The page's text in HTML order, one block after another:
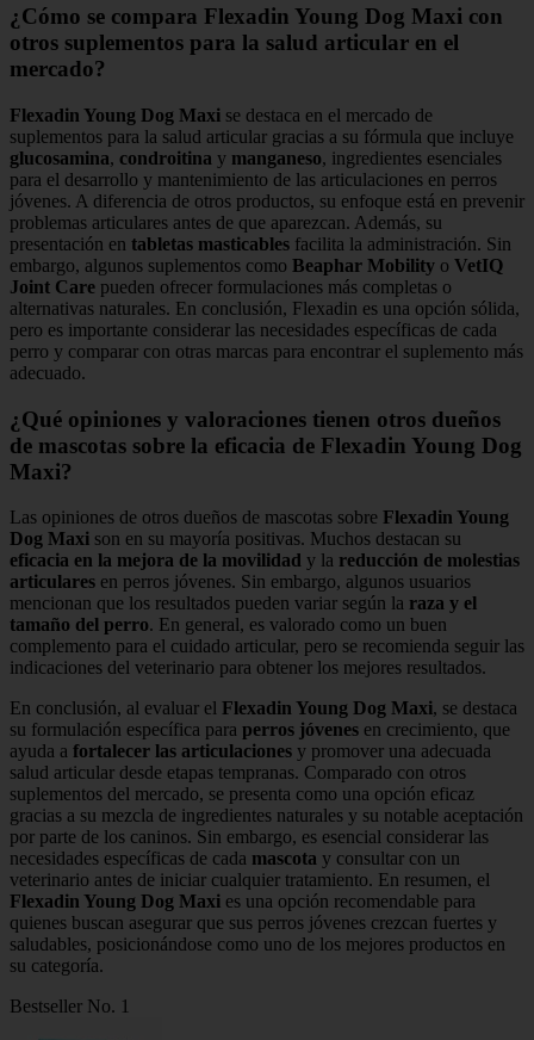
¿Cómo se compara Flexadin Young Dog Maxi con
otros suplementos para la salud articular en el
mercado?
Flexadin Young Dog Maxi se destaca en el mercado de
suplementos para la salud articular gracias a su fórmula que incluye
glucosamina, condroitina y manganeso, ingredientes esenciales
para el desarrollo y mantenimiento de las articulaciones en perros
jóvenes. A diferencia de otros productos, su enfoque está en prevenir
problemas articulares antes de que aparezcan. Además, su
presentación en tabletas masticables facilita la administración. Sin
embargo, algunos suplementos como Beaphar Mobility o VetIQ
Joint Care pueden ofrecer formulaciones más completas o
alternativas naturales. En conclusión, Flexadin es una opción sólida,
pero es importante considerar las necesidades específicas de cada
perro y comparar con otras marcas para encontrar el suplemento más
adecuado.
¿Qué opiniones y valoraciones tienen otros dueños
de mascotas sobre la eficacia de Flexadin Young Dog
Maxi?
Las opiniones de otros dueños de mascotas sobre Flexadin Young
Dog Maxi son en su mayoría positivas. Muchos destacan su
eficacia en la mejora de la movilidad y la reducción de molestias
articulares en perros jóvenes. Sin embargo, algunos usuarios
mencionan que los resultados pueden variar según la raza y el
tamaño del perro. En general, es valorado como un buen
complemento para el cuidado articular, pero se recomienda seguir las
indicaciones del veterinario para obtener los mejores resultados.
En conclusión, al evaluar el Flexadin Young Dog Maxi, se destaca
su formulación específica para perros jóvenes en crecimiento, que
ayuda a fortalecer las articulaciones y promover una adecuada
salud articular desde etapas tempranas. Comparado con otros
suplementos del mercado, se presenta como una opción eficaz
gracias a su mezcla de ingredientes naturales y su notable aceptación
por parte de los caninos. Sin embargo, es esencial considerar las
necesidades específicas de cada mascota y consultar con un
veterinario antes de iniciar cualquier tratamiento. En resumen, el
Flexadin Young Dog Maxi es una opción recomendable para
quienes buscan asegurar que sus perros jóvenes crezcan fuertes y
saludables, posicionándose como uno de los mejores productos en
su categoría.
Bestseller No. 1